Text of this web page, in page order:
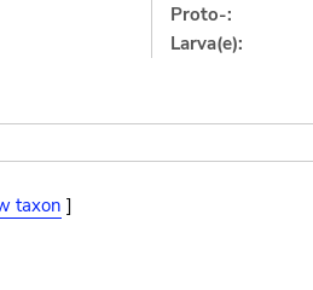
Proto-:
Larva(e):
taxon ]